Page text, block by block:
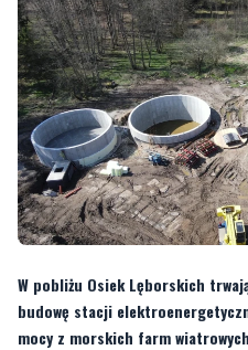
W pobliżu Osiek Lęborskich
budowę stacji
mocy z morskich farm